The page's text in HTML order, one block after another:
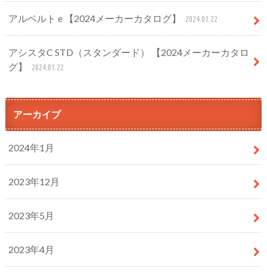
アルベルト e 【2024メーカーカタログ】 2024.01.22
アシスタC STD（スタンダード） 【2024メーカーカタロ
グ】
2024.01.22
アーカイブ
2024年1月
2023年12月
2023年5月
2023年4月